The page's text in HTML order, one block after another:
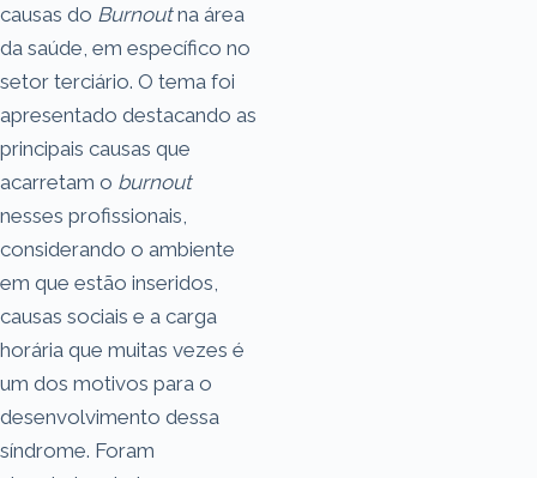
causas do Burnoutna área
da saúde, em específico no
setor terciário. O tema foi
apresentado destacando as
principais causas que
acarretam o burnout
nesses profissionais,
considerando o ambiente
em que estão inseridos,
causas sociais e a carga
horária que muitas vezes é
um dos motivos para o
desenvolvimento dessa
síndrome. Foram